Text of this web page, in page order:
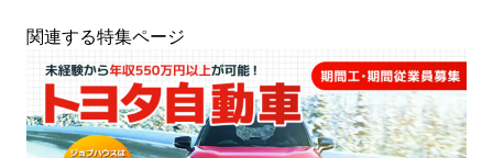
関連する特集ページ